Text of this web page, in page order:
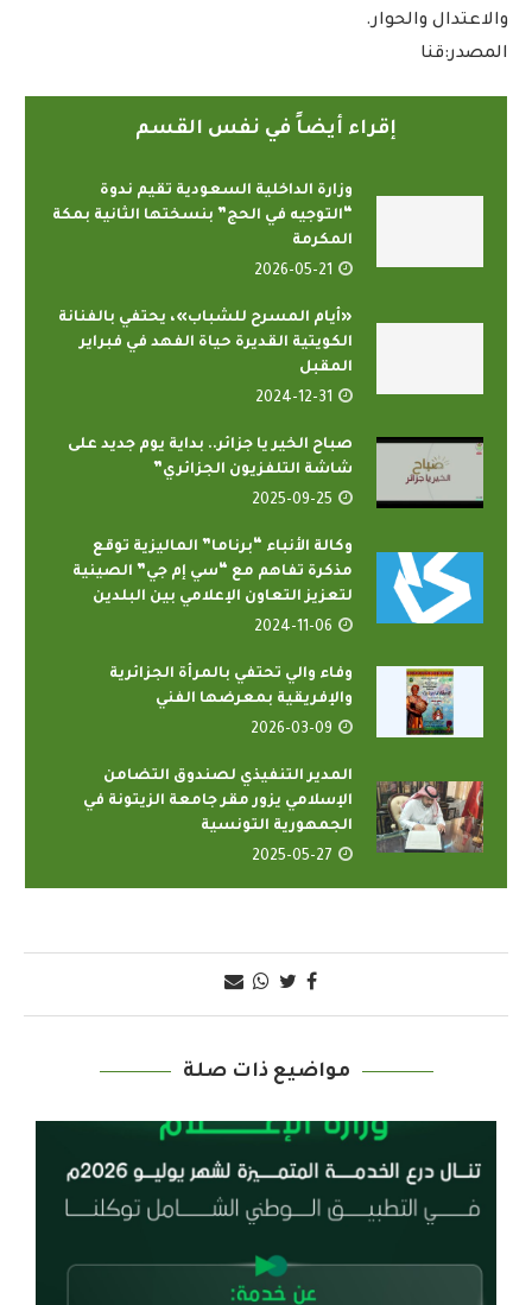
والاعتدال والحوار.
المصدر:قنا
إقراء أيضاً في نفس القسم
وزارة الداخلية السعودية تقيم ندوة
“التوجيه في الحج” بنسختها الثانية بمكة
المكرمة
2026-05-21
«أيام المسرح للشباب»، يحتفي بالفنانة
الكويتية القديرة حياة الفهد في فبراير
المقبل
2024-12-31
صباح الخير يا جزائر.. بداية يوم جديد على
شاشة التلفزيون الجزائري”
2025-09-25
وكالة الأنباء “برناما” الماليزية توقع
مذكرة تفاهم مع “سي إم جي” الصينية
لتعزيز التعاون الإعلامي بين البلدين
2024-11-06
وفاء والي تحتفي بالمرأة الجزائرية
والإفريقية بمعرضها الفني
2026-03-09
المدير التنفيذي لصندوق التضامن
الإسلامي يزور مقر جامعة الزيتونة في
الجمهورية التونسية
2025-05-27
مواضيع ذات صلة